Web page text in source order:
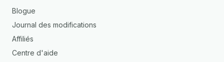
Blogue
Journal des modifications
Affiliés
Centre d'aide